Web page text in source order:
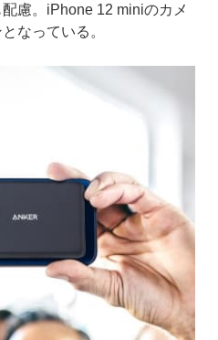
慮。iPhone 12 miniのカメ
なっている。